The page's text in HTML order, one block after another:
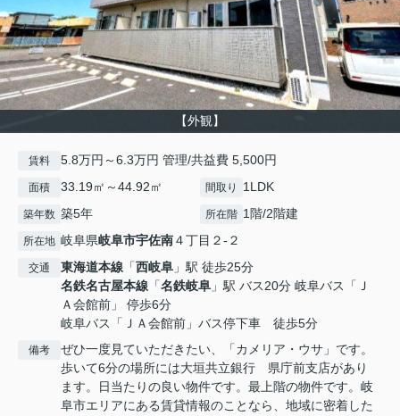
【外観】
賃料 5.8万円～6.3万円 管理/共益費 5,500円
面積 33.19㎡～44.92㎡ 間取り 1LDK
築年数 築5年 所在階 1階/2階建
所在地 岐阜県岐阜市宇佐南４丁目２-２
交通 東海道本線 「西岐阜 」駅 徒歩25分
名鉄名古屋本線 「名鉄岐阜 」駅 バス20分 岐阜バス「Ｊ
Ａ会館前」 停歩6分
岐阜バス「ＪＡ会館前」バス停下車 徒歩5分
備考
ぜひ一度見ていただきたい、「カメリア・ウサ」です。
歩いて6分の場所には大垣共立銀行 県庁前支店があり
ます。日当たりの良い物件です。最上階の物件です。岐
阜市エリアにある賃貸情報のことなら、地域に密着した